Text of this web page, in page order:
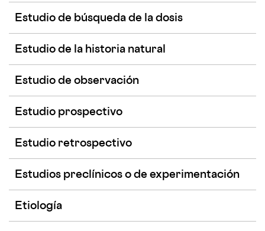
Estudio de búsqueda de la dosis
Estudio de la historia natural
Estudio de observación
Estudio prospectivo
Estudio retrospectivo
Estudios preclínicos o de experimentación
Etiología